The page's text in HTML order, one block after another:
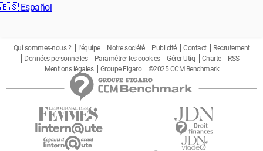
🇪🇸 Español
Qui sommes-nous ? L'équipe Notre société Publicité Contact
Recrutement
Données personnelles
Paramétrer les cookies Gérer Utiq Charte
RSS
Mentions légales
Groupe Figaro ©2025 CCM Benchmark